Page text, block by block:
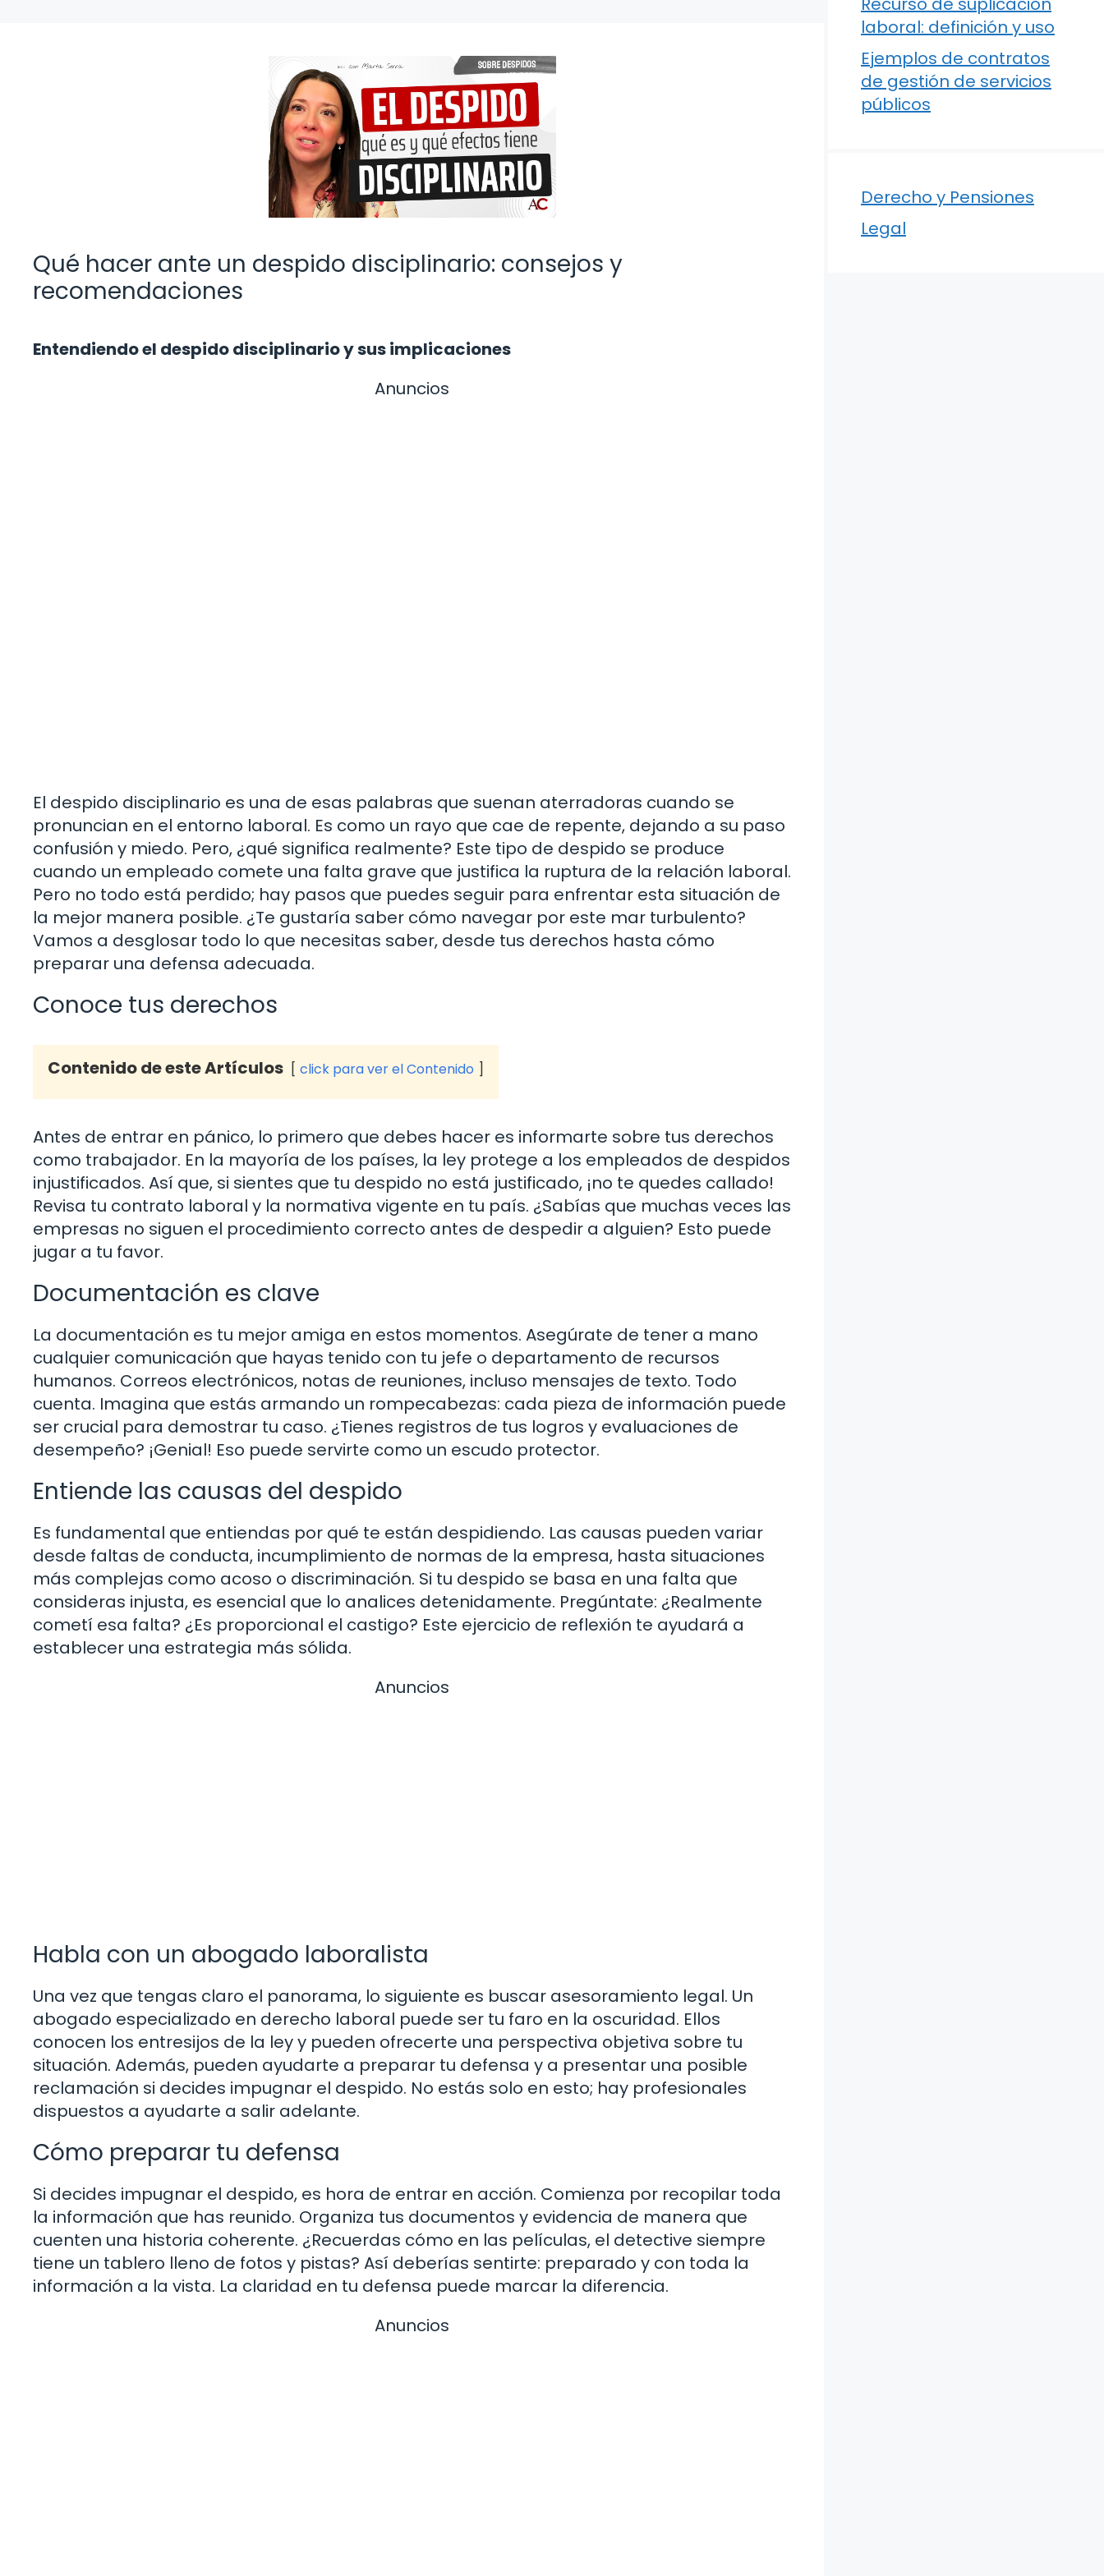
Qué hacer ante un despido disciplinario: consejos y
recomendaciones
Entendiendo el despido disciplinario y sus implicaciones
Anuncios
El despido disciplinario es una de esas palabras que suenan aterradoras cuando se
pronuncian en el entorno laboral. Es como un rayo que cae de repente, dejando a su paso
confusión y miedo. Pero, ¿qué significa realmente? Este tipo de despido se produce
cuando un empleado comete una falta grave que justifica la ruptura de la relación laboral.
Pero no todo está perdido; hay pasos que puedes seguir para enfrentar esta situación de
la mejor manera posible. ¿Te gustaría saber cómo navegar por este mar turbulento?
Vamos a desglosar todo lo que necesitas saber, desde tus derechos hasta cómo
preparar una defensa adecuada.
Conoce tus derechos
Contenido de este Artículos click para ver el Contenido
Antes de entrar en pánico, lo primero que debes hacer es informarte sobre tus derechos
como trabajador. En la mayoría de los países, la ley protege a los empleados de despidos
injustificados. Así que, si sientes que tu despido no está justificado, ¡no te quedes callado!
Revisa tu contrato laboral y la normativa vigente en tu país. ¿Sabías que muchas veces las
empresas no siguen el procedimiento correcto antes de despedir a alguien? Esto puede
jugar a tu favor.
Documentación es clave
La documentación es tu mejor amiga en estos momentos. Asegúrate de tener a mano
cualquier comunicación que hayas tenido con tu jefe o departamento de recursos
humanos. Correos electrónicos, notas de reuniones, incluso mensajes de texto. Todo
cuenta. Imagina que estás armando un rompecabezas: cada pieza de información puede
ser crucial para demostrar tu caso. ¿Tienes registros de tus logros y evaluaciones de
desempeño? ¡Genial! Eso puede servirte como un escudo protector.
Entiende las causas del despido
Es fundamental que entiendas por qué te están despidiendo. Las causas pueden variar
desde faltas de conducta, incumplimiento de normas de la empresa, hasta situaciones
más complejas como acoso o discriminación. Si tu despido se basa en una falta que
consideras injusta, es esencial que lo analices detenidamente. Pregúntate: ¿Realmente
cometí esa falta? ¿Es proporcional el castigo? Este ejercicio de reflexión te ayudará a
establecer una estrategia más sólida.
Anuncios
Habla con un abogado laboralista
Una vez que tengas claro el panorama, lo siguiente es buscar asesoramiento legal. Un
abogado especializado en derecho laboral puede ser tu faro en la oscuridad. Ellos
conocen los entresijos de la ley y pueden ofrecerte una perspectiva objetiva sobre tu
situación. Además, pueden ayudarte a preparar tu defensa y a presentar una posible
reclamación si decides impugnar el despido. No estás solo en esto; hay profesionales
dispuestos a ayudarte a salir adelante.
Cómo preparar tu defensa
Si decides impugnar el despido, es hora de entrar en acción. Comienza por recopilar toda
la información que has reunido. Organiza tus documentos y evidencia de manera que
cuenten una historia coherente. ¿Recuerdas cómo en las películas, el detective siempre
tiene un tablero lleno de fotos y pistas? Así deberías sentirte: preparado y con toda la
información a la vista. La claridad en tu defensa puede marcar la diferencia.
Anuncios
laboral: definición y uso
Ejemplos de contratos
de gestión de servicios
públicos
Derecho y Pensiones
Legal